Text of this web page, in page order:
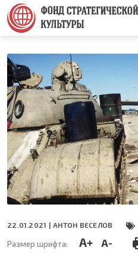
Перейти
основному
содержанию
Основная
22.01.2021 |АНТОН ВЕСЕЛОВ
Размер шрифта: A+ A-